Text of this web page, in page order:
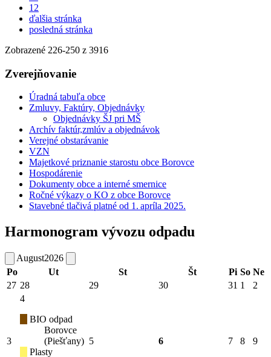
12
ďalšia stránka
posledná stránka
Zobrazené 226-250 z 3916
Zverejňovanie
Úradná tabuľa obce
Zmluvy, Faktúry, Objednávky
Objednávky ŠJ pri MŠ
Archív faktúr,zmlúv a objednávok
Verejné obstarávanie
VZN
Majetkové priznanie starostu obce Borovce
Hospodárenie
Dokumenty obce a interné smernice
Ročné výkazy o KO z obce Borovce
Stavebné tlačivá platné od 1. apríla 2025.
Harmonogram vývozu odpadu
August2026
Po
Ut St Št Pi So Ne
27 28 29 30 31 1 2
3
4
BIO odpad
Borovce
(Piešťany)
Plasty
5 6 7 8 9